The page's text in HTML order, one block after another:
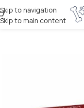
Skip to navigation
Skip to main content